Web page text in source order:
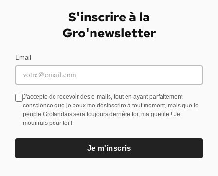
S'inscrire à la
Gro'newsletter
Email
J'accepte de recevoir des e-mails, tout en ayant parfaitement
conscience que je peux me désinscrire à tout moment, mais que le
peuple Grolandais sera toujours derrière toi, ma gueule ! Je
mourirais pour toi !
Je m'inscris